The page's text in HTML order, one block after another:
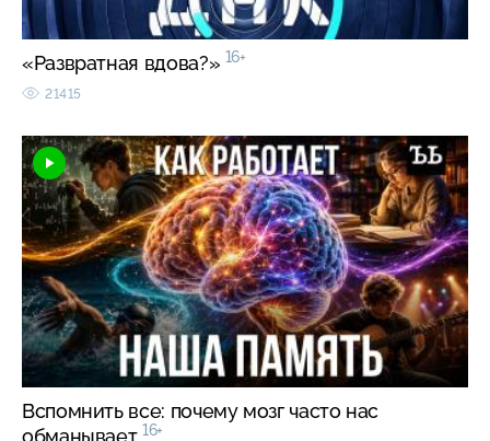
«Развратная вдова?» 16+
21415
Вспомнить все: почему мозг часто нас
обманывает 16+